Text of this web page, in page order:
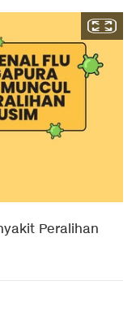
Peralihan